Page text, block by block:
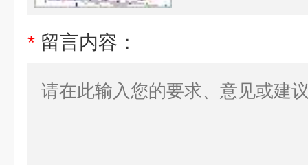
* 留言内容：